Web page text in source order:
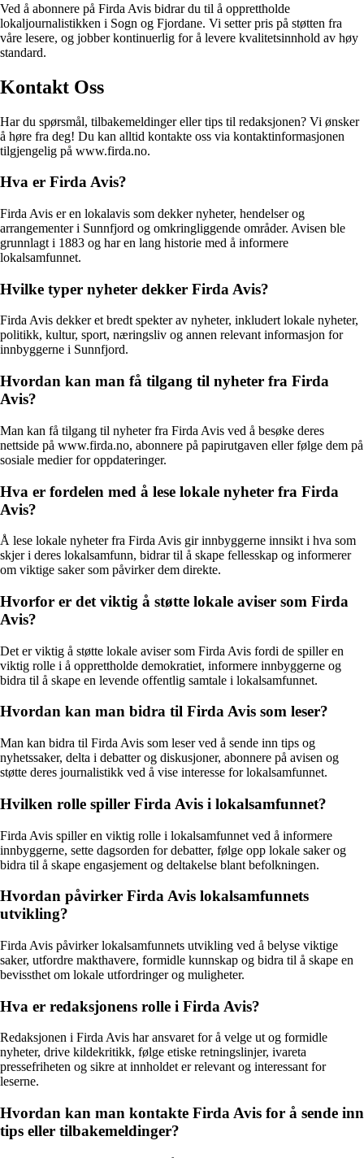
Ved å abonnere på Firda Avis bidrar du til å opprettholde
lokaljournalistikken i Sogn og Fjordane. Vi setter pris på støtten fra
våre lesere, og jobber kontinuerlig for å levere kvalitetsinnhold av høy
standard.
Kontakt Oss
Har du spørsmål, tilbakemeldinger eller tips til redaksjonen? Vi ønsker
å høre fra deg! Du kan alltid kontakte oss via kontaktinformasjonen
tilgjengelig på www.firda.no.
Hva er Firda Avis?
Firda Avis er en lokalavis som dekker nyheter, hendelser og
arrangementer i Sunnfjord og omkringliggende områder. Avisen ble
grunnlagt i 1883 og har en lang historie med å informere
lokalsamfunnet.
Hvilke typer nyheter dekker Firda Avis?
Firda Avis dekker et bredt spekter av nyheter, inkludert lokale nyheter,
politikk, kultur, sport, næringsliv og annen relevant informasjon for
innbyggerne i Sunnfjord.
Hvordan kan man få tilgang til nyheter fra Firda
Avis?
Man kan få tilgang til nyheter fra Firda Avis ved å besøke deres
nettside på www.firda.no, abonnere på papirutgaven eller følge dem på
sosiale medier for oppdateringer.
Hva er fordelen med å lese lokale nyheter fra Firda
Avis?
Å lese lokale nyheter fra Firda Avis gir innbyggerne innsikt i hva som
skjer i deres lokalsamfunn, bidrar til å skape fellesskap og informerer
om viktige saker som påvirker dem direkte.
Hvorfor er det viktig å støtte lokale aviser som Firda
Avis?
Det er viktig å støtte lokale aviser som Firda Avis fordi de spiller en
viktig rolle i å opprettholde demokratiet, informere innbyggerne og
bidra til å skape en levende offentlig samtale i lokalsamfunnet.
Hvordan kan man bidra til Firda Avis som leser?
Man kan bidra til Firda Avis som leser ved å sende inn tips og
nyhetssaker, delta i debatter og diskusjoner, abonnere på avisen og
støtte deres journalistikk ved å vise interesse for lokalsamfunnet.
Hvilken rolle spiller Firda Avis i lokalsamfunnet?
Firda Avis spiller en viktig rolle i lokalsamfunnet ved å informere
innbyggerne, sette dagsorden for debatter, følge opp lokale saker og
bidra til å skape engasjement og deltakelse blant befolkningen.
Hvordan påvirker Firda Avis lokalsamfunnets
utvikling?
Firda Avis påvirker lokalsamfunnets utvikling ved å belyse viktige
saker, utfordre makthavere, formidle kunnskap og bidra til å skape en
bevissthet om lokale utfordringer og muligheter.
Hva er redaksjonens rolle i Firda Avis?
Redaksjonen i Firda Avis har ansvaret for å velge ut og formidle
nyheter, drive kildekritikk, følge etiske retningslinjer, ivareta
pressefriheten og sikre at innholdet er relevant og interessant for
leserne.
Hvordan kan man kontakte Firda Avis for å sende inn
tips eller tilbakemeldinger?